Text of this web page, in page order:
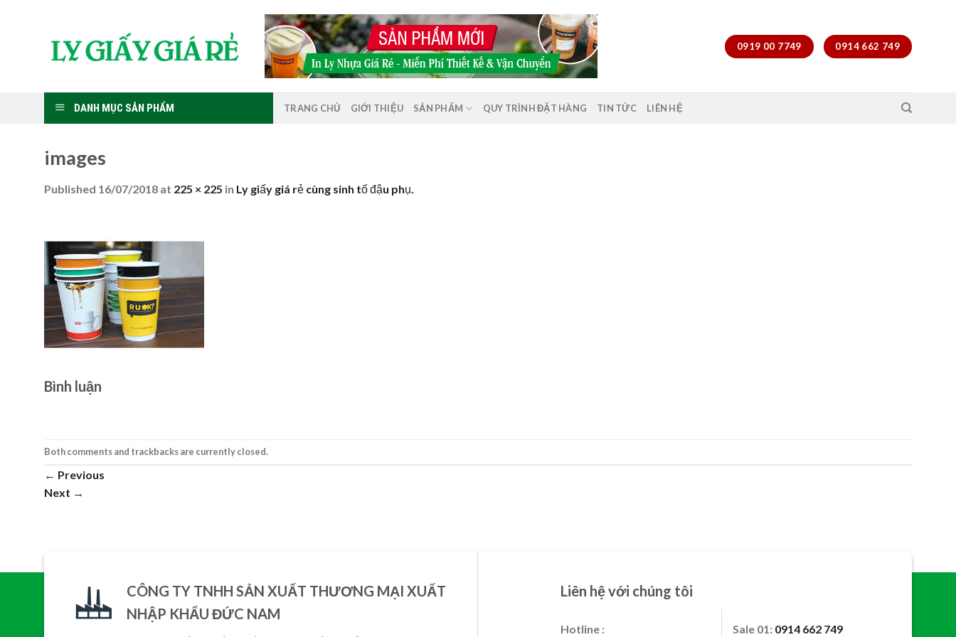
0919 00 7749 0914 662 749
DANH MỤC SẢN PHẨM TRANG CHỦ GIỚI THIỆU SẢN PHẨM QUY TRÌNH ĐẶT HÀNG TIN TỨC LIÊN HỆ
images
Published 16/07/2018 at 225 × 225 in Ly giấy giá rẻ cùng sinh tố đậu phụ.
Bình luận
Both comments and trackbacks are currently closed.
← Previous
Next →
CÔNG TY TNHH SẢN XUẤT THƯƠNG MẠI XUẤT
NHẬP KHẨU ĐỨC NAM
Liên hệ với chúng tôi
Hotline : Sale 01: 0914 662 749